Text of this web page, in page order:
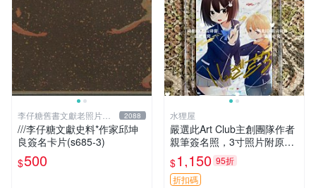
李仔糖舊書文獻老照片名
人收藏館
2088
///李仔糖文獻史料*作家邱坤
良簽名卡片(s685-3)
$500
水狸屋
嚴選此Art Club主創團隊作者
親筆簽名照，3寸照片附原裝
卡磚。收藏級面簽照，適合藝
術愛好者收藏與展示。 3寸
簽名 照片
$1,150 95折
折扣碼